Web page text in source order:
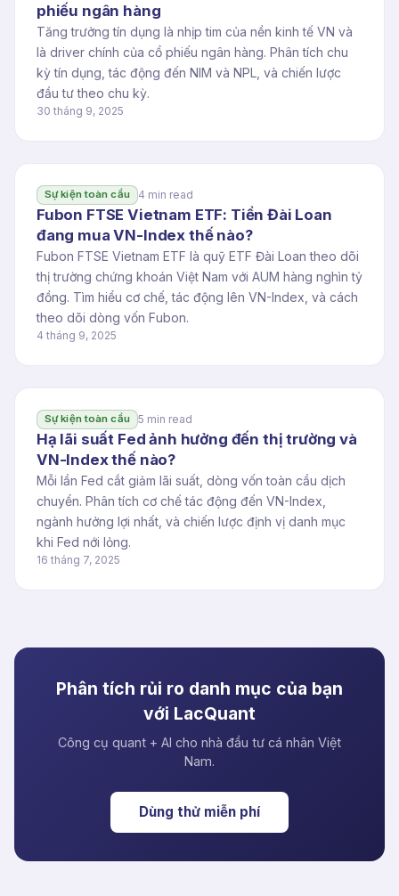
phiếu ngân hàng
Tăng trưởng tín dụng là nhịp tim của nền kinh tế VN và
là driver chính của cổ phiếu ngân hàng. Phân tích chu
kỳ tín dụng, tác động đến NIM và NPL, và chiến lược
đầu tư theo chu kỳ.
30 tháng 9, 2025
Sự kiện toàn cầu 4 min read
Fubon FTSE Vietnam ETF: Tiền Đài Loan
đang mua VN-Index thế nào?
Fubon FTSE Vietnam ETF là quỹ ETF Đài Loan theo dõi
thị trường chứng khoán Việt Nam với AUM hàng nghìn tỷ
đồng. Tìm hiểu cơ chế, tác động lên VN-Index, và cách
theo dõi dòng vốn Fubon.
4 tháng 9, 2025
Sự kiện toàn cầu 5 min read
Hạ lãi suất Fed ảnh hưởng đến thị trường và
VN-Index thế nào?
Mỗi lần Fed cắt giảm lãi suất, dòng vốn toàn cầu dịch
chuyển. Phân tích cơ chế tác động đến VN-Index,
ngành hưởng lợi nhất, và chiến lược định vị danh mục
khi Fed nới lỏng.
16 tháng 7, 2025
Phân tích rủi ro danh mục của bạn
với LacQuant
Công cụ quant + AI cho nhà đầu tư cá nhân Việt
Nam.
Dùng thử miễn phí